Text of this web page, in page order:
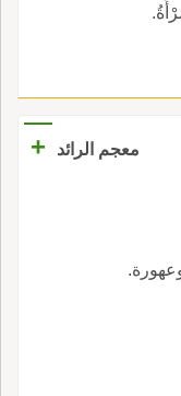
معجم الرائد +